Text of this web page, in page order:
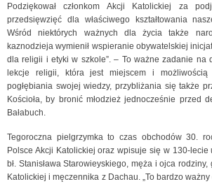
Podziękował członkom Akcji Katolickiej za
przedsięwzięć dla właściwego kształtowania
Wśród niektórych ważnych dla życia także
kaznodzieja wymienił wspieranie obywatelskiej
dla religii i etyki w szkole”. – To ważne zadanie na
lekcje religii, która jest miejscem i
pogłębiania swojej wiedzy, przybliżania się także
Kościoła, by bronić młodzież jednocześnie przed
Bałabuch.
Tegoroczna pielgrzymka to czas obchodów 30.
Polsce Akcji Katolickiej oraz wpisuje się w 130-
bł. Stanisława Starowieyskiego, męża i ojca rodziny,
Katolickiej i męczennika z Dachau. „To bardzo